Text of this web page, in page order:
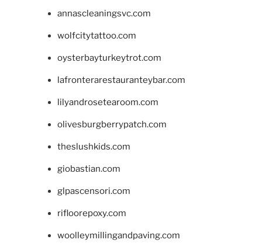
annascleaningsvc.com
wolfcitytattoo.com
oysterbayturkeytrot.com
lafronterarestauranteybar.com
lilyandrosetearoom.com
olivesburgberrypatch.com
theslushkids.com
giobastian.com
glpascensori.com
rifloorepoxy.com
woolleymillingandpaving.com